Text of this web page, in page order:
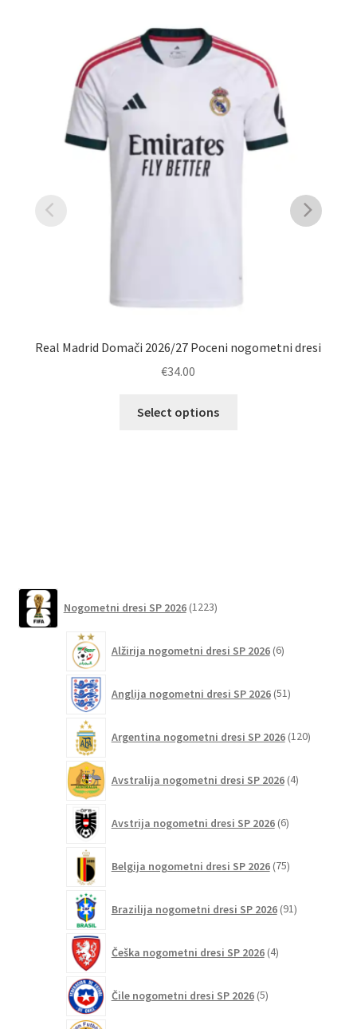
Real Madrid Domači 2026/27 Poceni nogometni dresi
€34.00
Select options
Nogometni dresi SP 2026 1223izdelkov
Alžirija nogometni dresi SP 2026 6izdelkov
Anglija nogometni dresi SP 2026 51izdelkov
Argentina nogometni dresi SP 2026 120izdelkov
Avstralija nogometni dresi SP 2026 4izdelki
Avstrija nogometni dresi SP 2026 6izdelkov
Belgija nogometni dresi SP 2026 75izdelkov
Brazilija nogometni dresi SP 2026 91izdelkov
Češka nogometni dresi SP 2026 4izdelki
Čile nogometni dresi SP 2026 5izdelkov